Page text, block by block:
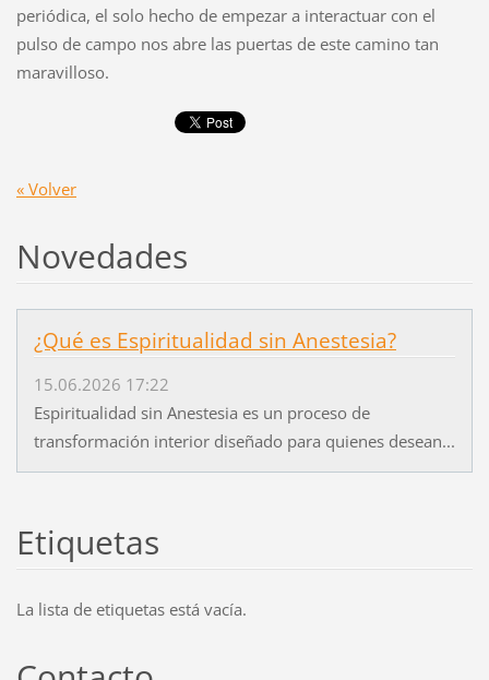
periódica, el solo hecho de empezar a interactuar con el
pulso de campo nos abre las puertas de este camino tan
maravilloso.
« Volver
Novedades
¿Qué es Espiritualidad sin Anestesia?
15.06.2026 17:22
Espiritualidad sin Anestesia es un proceso de
transformación interior diseñado para quienes desean...
Etiquetas
La lista de etiquetas está vacía.